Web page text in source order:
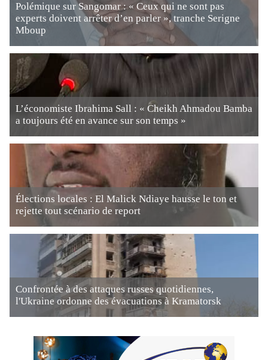
Polémique sur Sangomar : « Ceux qui ne sont pas
experts doivent arrêter d’en parler », tranche Serigne
Mboup
L’économiste Ibrahima Sall : « Cheikh Ahmadou Bamba
a toujours été en avance sur son temps »
Élections locales : El Malick Ndiaye hausse le ton et
rejette tout scénario de report
Confrontée à des attaques russes quotidiennes,
l'Ukraine ordonne des évacuations à Kramatorsk